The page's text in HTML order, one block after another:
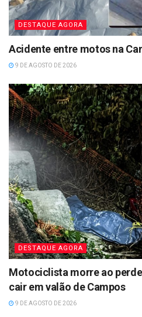
DESTAQUE AGORA
Acidente entre motos na
9 DE AGOSTO DE 2026
DESTAQUE AGORA
Motociclista morre ao
cair em valão de Campos
9 DE AGOSTO DE 2026